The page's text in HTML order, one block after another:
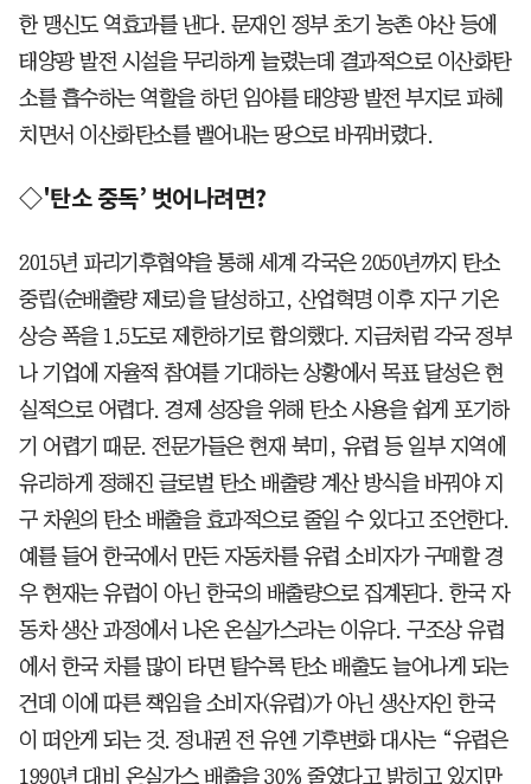
한 맹신도 역효과를 낸다. 문재인 정부 초기 농촌 야산 등에
태양광 발전 시설을 무리하게 늘렸는데 결과적으로 이산화탄
소를 흡수하는 역할을 하던 임야를 태양광 발전 부지로 파헤
치면서 이산화탄소를 뱉어내는 땅으로 바꿔버렸다.
◇'탄소 중독’ 벗어나려면?
2015년 파리기후협약을 통해 세계 각국은 2050년까지 탄소
중립(순배출량 제로)을 달성하고, 산업혁명 이후 지구 기온
상승 폭을 1.5도로 제한하기로 합의했다. 지금처럼 각국 정부
나 기업에 자율적 참여를 기대하는 상황에서 목표 달성은 현
실적으로 어렵다. 경제 성장을 위해 탄소 사용을 쉽게 포기하
기 어렵기 때문. 전문가들은 현재 북미, 유럽 등 일부 지역에
유리하게 정해진 글로벌 탄소 배출량 계산 방식을 바꿔야 지
구 차원의 탄소 배출을 효과적으로 줄일 수 있다고 조언한다.
예를 들어 한국에서 만든 자동차를 유럽 소비자가 구매할 경
우 현재는 유럽이 아닌 한국의 배출량으로 집계된다. 한국 자
동차 생산 과정에서 나온 온실가스라는 이유다. 구조상 유럽
에서 한국 차를 많이 타면 탈수록 탄소 배출도 늘어나게 되는
건데 이에 따른 책임을 소비자(유럽)가 아닌 생산자인 한국
이 떠안게 되는 것. 정내권 전 유엔 기후변화 대사는 “유럽은
1990년 대비 온실가스 배출을 30% 줄였다고 밝히고 있지만